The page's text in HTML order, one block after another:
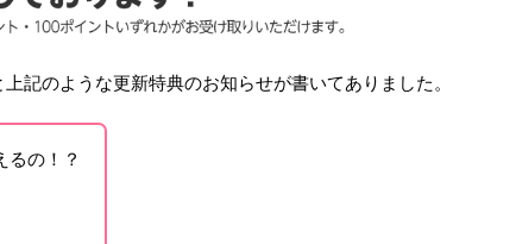
記のような更新特典のお知らせが書いてありました。
の！？